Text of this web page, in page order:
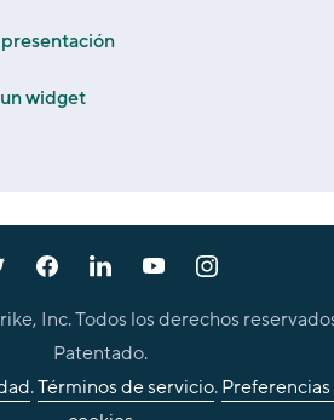
widget
Inc. Todos los derechos
Patentado.
.Términos de servicio.